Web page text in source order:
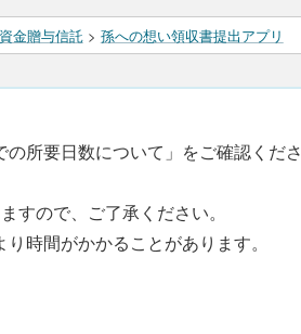
金贈与信託> 孫への想い領収書提出アプリ
所要日数について」をご確認くださ
すので、ご了承ください。
時間がかかることがあります。